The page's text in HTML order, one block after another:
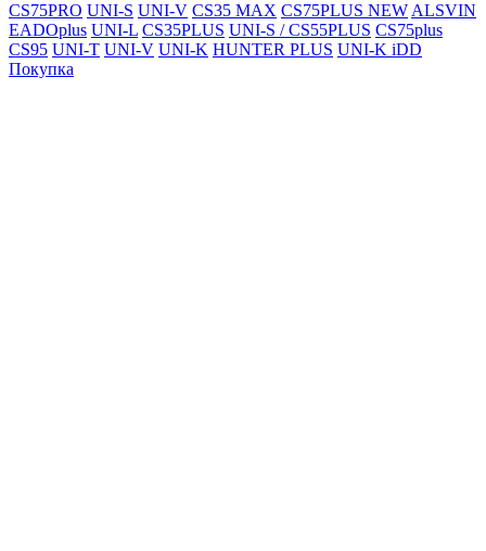
CS75PRO UNI-S UNI-V CS35 MAX CS75PLUS NEW ALSVIN
EADOplus UNI-L CS35PLUS UNI-S / CS55PLUS CS75plus
CS95 UNI-T UNI-V UNI-K HUNTER PLUS UNI-K iDD
Покупка